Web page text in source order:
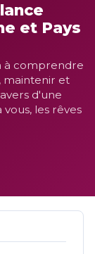
et Pays
à comprendre
maintenir et
d'une
les rêves